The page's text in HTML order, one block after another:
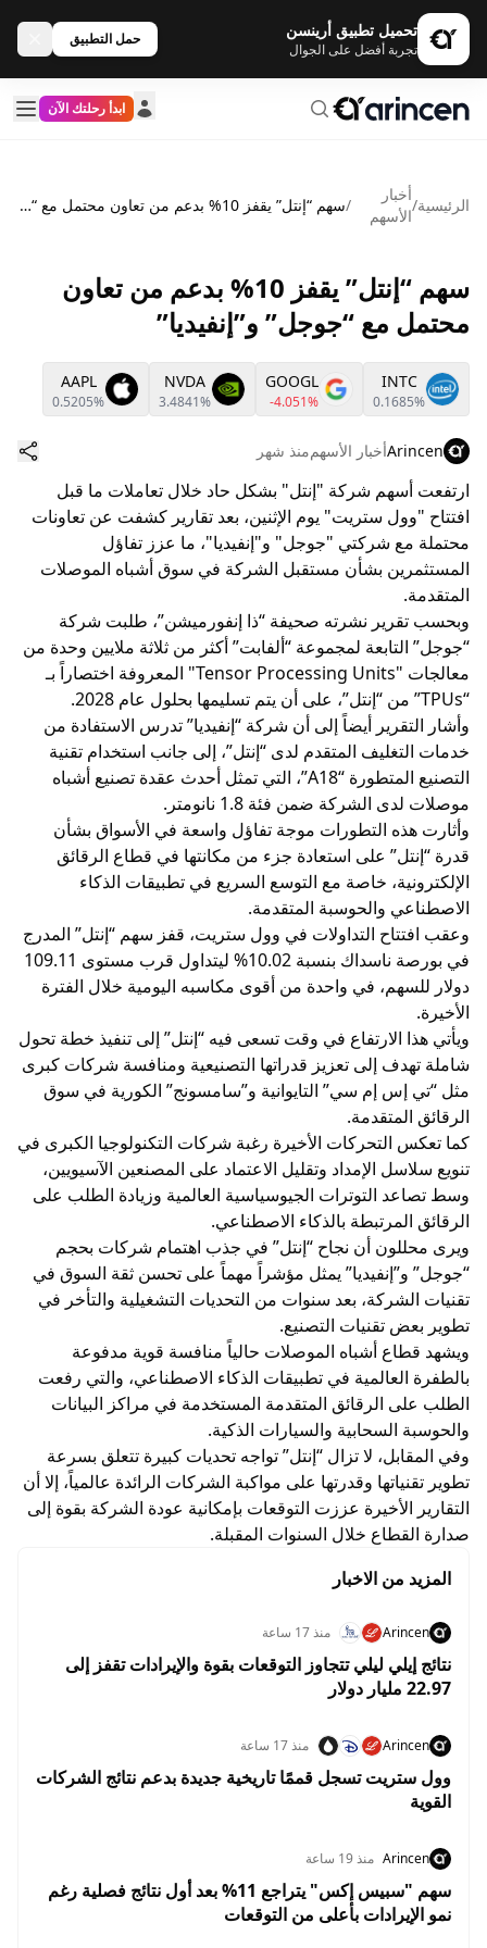
تحميل تطبيق أرينسن
تجربة أفضل على الجوال
حمل التطبيق
ابدأ رحلتك الآن
الرئيسية/
أخبار
الأسهم
/ سهم “إنتل” يقفز 10% بدعم من تعاون محتمل مع “جوجل” و”إنفيديا”
سهم “إنتل” يقفز 10% بدعم من تعاون
محتمل مع “جوجل” و”إنفيديا”
INTC
0.1685%
GOOGL
-4.051%
NVDA
3.4841%
AAPL
0.5205%
Arincenأخبار الأسهممنذ شهر
ارتفعت أسهم شركة "إنتل" بشكل حاد خلال تعاملات ما قبل
افتتاح "وول ستريت" يوم الإثنين، بعد تقارير كشفت عن تعاونات
محتملة مع شركتي "جوجل" و"إنفيديا"، ما عزز تفاؤل
المستثمرين بشأن مستقبل الشركة في سوق أشباه الموصلات
المتقدمة.
وبحسب تقرير نشرته صحيفة “ذا إنفورميشن”، طلبت شركة
“جوجل” التابعة لمجموعة “ألفابت” أكثر من ثلاثة ملايين وحدة من
معالجات "Tensor Processing Units" المعروفة اختصاراً بـ
“TPUs” من “إنتل”، على أن يتم تسليمها بحلول عام 2028.
وأشار التقرير أيضاً إلى أن شركة “إنفيديا” تدرس الاستفادة من
خدمات التغليف المتقدم لدى “إنتل”، إلى جانب استخدام تقنية
التصنيع المتطورة “A18”، التي تمثل أحدث عقدة تصنيع أشباه
موصلات لدى الشركة ضمن فئة 1.8 نانومتر.
وأثارت هذه التطورات موجة تفاؤل واسعة في الأسواق بشأن
قدرة “إنتل” على استعادة جزء من مكانتها في قطاع الرقائق
الإلكترونية، خاصة مع التوسع السريع في تطبيقات الذكاء
الاصطناعي والحوسبة المتقدمة.
وعقب افتتاح التداولات في وول ستريت، قفز سهم “إنتل” المدرج
في بورصة ناسداك بنسبة 10.02% ليتداول قرب مستوى 109.11
دولار للسهم، في واحدة من أقوى مكاسبه اليومية خلال الفترة
الأخيرة.
ويأتي هذا الارتفاع في وقت تسعى فيه “إنتل” إلى تنفيذ خطة تحول
شاملة تهدف إلى تعزيز قدراتها التصنيعية ومنافسة شركات كبرى
مثل “تي إس إم سي” التايوانية و”سامسونج” الكورية في سوق
الرقائق المتقدمة.
كما تعكس التحركات الأخيرة رغبة شركات التكنولوجيا الكبرى في
تنويع سلاسل الإمداد وتقليل الاعتماد على المصنعين الآسيويين،
وسط تصاعد التوترات الجيوسياسية العالمية وزيادة الطلب على
الرقائق المرتبطة بالذكاء الاصطناعي.
ويرى محللون أن نجاح “إنتل” في جذب اهتمام شركات بحجم
“جوجل” و”إنفيديا” يمثل مؤشراً مهماً على تحسن ثقة السوق في
تقنيات الشركة، بعد سنوات من التحديات التشغيلية والتأخر في
تطوير بعض تقنيات التصنيع.
ويشهد قطاع أشباه الموصلات حالياً منافسة قوية مدفوعة
بالطفرة العالمية في تطبيقات الذكاء الاصطناعي، والتي رفعت
الطلب على الرقائق المتقدمة المستخدمة في مراكز البيانات
والحوسبة السحابية والسيارات الذكية.
وفي المقابل، لا تزال “إنتل” تواجه تحديات كبيرة تتعلق بسرعة
تطوير تقنياتها وقدرتها على مواكبة الشركات الرائدة عالمياً، إلا أن
التقارير الأخيرة عززت التوقعات بإمكانية عودة الشركة بقوة إلى
صدارة القطاع خلال السنوات المقبلة.
المزيد من الاخبار
Arincen منذ 17 ساعة
نتائج إيلي ليلي تتجاوز التوقعات بقوة والإيرادات تقفز إلى
22.97 مليار دولار
Arincen منذ 17 ساعة
وول ستريت تسجل قممًا تاريخية جديدة بدعم نتائج الشركات
القوية
Arincen منذ 19 ساعة
سهم "سبيس إكس" يتراجع 11% بعد أول نتائج فصلية رغم
نمو الإيرادات بأعلى من التوقعات